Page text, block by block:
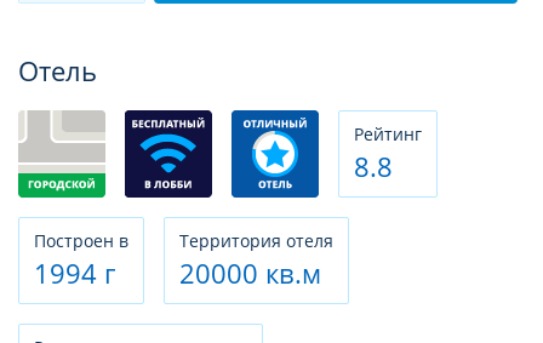
Отель
Рeйтинг
8.8
Построен в
1994 г
Территория отеля
20000 кв.м